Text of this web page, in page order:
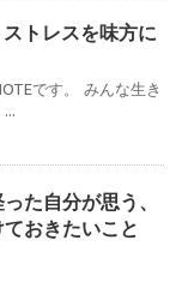
トレスを味方に
です。 みんな生き
た自分が思う、
おきたいこと